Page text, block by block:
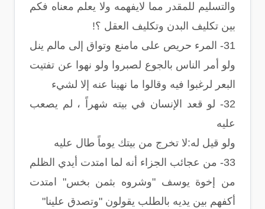
والتسليم للمقدر مما لايفهمه ولا يعلم معناه فكم
بين تكليف البدن وتكليف العقل ؟!
31- المرء حريص على مامنع وتواق إلى مالم ينل
ولو أمر الناس بالجوع لصبروا ولو نهوا عن تفتيت
البعر لرغبوا فيه وقالوا ما نهينا عنه إلا لشيء
32- لو قعد الإنسان في بيته شهراً ، لم يصعب
عليه
ولو قيل له:لا تخرج من بيتك يوماً طال عليه
33- من عجائب الجزاء أنه لما امتدت أيدي الظلم
من إخوة يوسف "وشروه بثمن بخس" امتدت
أكفهم بين يديه بالطلب يقولون "وتصدق علينا"